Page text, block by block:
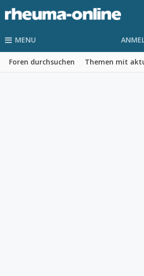
MENU
Foren durchsuchen Themen mit